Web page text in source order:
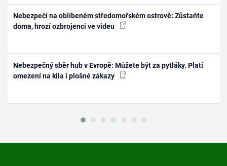
Nebezpečí na oblíbeném středomořském ostrově: Zůstaňte
doma, hrozí ozbrojenci ve videu
Nebezpečný sběr hub v Evropě: Můžete být za pytláky. Platí
omezení na kila i plošné zákazy